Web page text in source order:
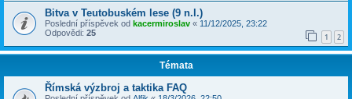
Bitva v Teutobuském lese (9 n.l.)
Poslední příspěvek od kacermiroslav « 11/12/2025, 23:22
Odpovědi: 25 1 2
Témata
Římská výzbroj a taktika FAQ